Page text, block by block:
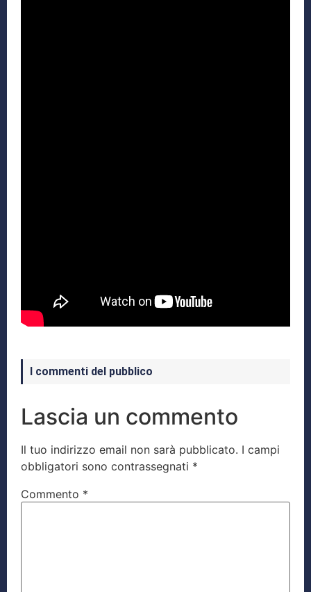
I commenti del pubblico
Lascia un commento
Il tuo indirizzo email non sarà pubblicato. I campi
obbligatori sono contrassegnati *
Commento *